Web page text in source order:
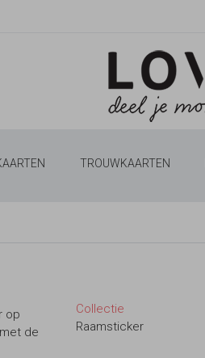
TROUWKAARTEN
op
de
Collectie
Raamsticker